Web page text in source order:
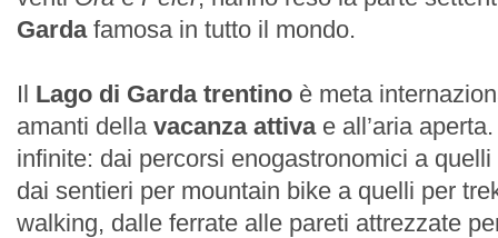
Gardafamosa in tutto il mondo.
Il Lago di Garda trentino è meta
amanti della vacanza attivae all’aria
infinite: dai percorsi enogastronomici a
dai sentieri per mountain bike a quelli per
walking, dalle ferrate alle pareti attrezzate